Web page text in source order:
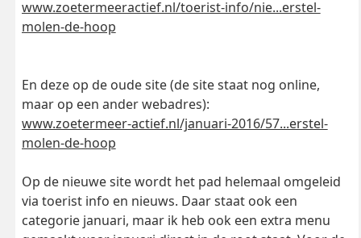
www.zoetermeeractief.nl/toerist-info/nie...erstel-
molen-de-hoop
En deze op de oude site (de site staat nog online,
maar op een ander webadres):
www.zoetermeer-actief.nl/januari-2016/57...erstel-
molen-de-hoop
Op de nieuwe site wordt het pad helemaal omgeleid
via toerist info en nieuws. Daar staat ook een
categorie januari, maar ik heb ook een extra menu